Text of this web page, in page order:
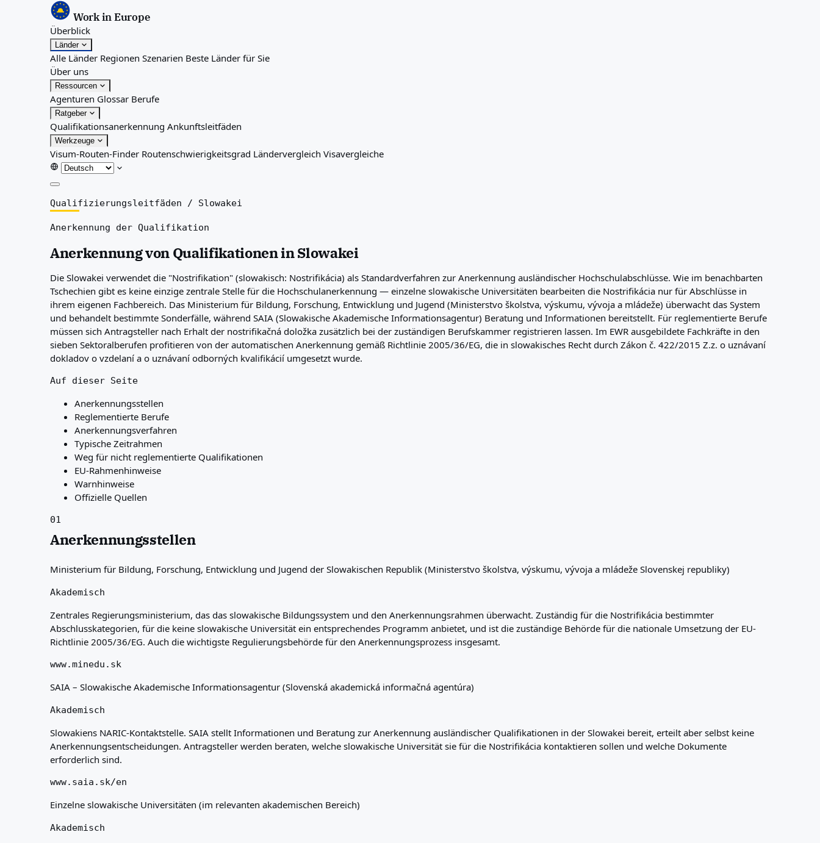
Work in Europe
Überblick
Länder
Alle Länder Regionen Szenarien Beste Länder für Sie
Über uns
Ressourcen
Agenturen Glossar Berufe
Ratgeber
Qualifikationsanerkennung Ankunftsleitfäden
Werkzeuge
Visum-Routen-Finder Routenschwierigkeitsgrad Ländervergleich Visavergleiche
Überblick
Alle Länder
Szenarien
Über uns
Ressourcen
Agenturen
Glossar
Berufe
Ratgeber
Ankunftsleitfäden
Visum-Routen-Finder
Routenschwierigkeitsgrad
Ländervergleich
Visavergleiche
Qualifizierungsleitfäden / Slowakei
Anerkennung der Qualifikation
Anerkennung von Qualifikationen in Slowakei
Die Slowakei verwendet die "Nostrifikation" (slowakisch: Nostrifikácia) als Standardverfahren zur Anerkennung ausländischer Hochschulabschlüsse. Wie im benachbarten
Tschechien gibt es keine einzige zentrale Stelle für die Hochschulanerkennung — einzelne slowakische Universitäten bearbeiten die Nostrifikácia nur für Abschlüsse in
ihrem eigenen Fachbereich. Das Ministerium für Bildung, Forschung, Entwicklung und Jugend (Ministerstvo školstva, výskumu, vývoja a mládeže) überwacht das System
und behandelt bestimmte Sonderfälle, während SAIA (Slowakische Akademische Informationsagentur) Beratung und Informationen bereitstellt. Für reglementierte Berufe
müssen sich Antragsteller nach Erhalt der nostrifikačná doložka zusätzlich bei der zuständigen Berufskammer registrieren lassen. Im EWR ausgebildete Fachkräfte in den
sieben Sektoralberufen profitieren von der automatischen Anerkennung gemäß Richtlinie 2005/36/EG, die in slowakisches Recht durch Zákon č. 422/2015 Z.z. o uznávaní
dokladov o vzdelaní a o uznávaní odborných kvalifikácií umgesetzt wurde.
Auf dieser Seite
Anerkennungsstellen
Reglementierte Berufe
Anerkennungsverfahren
Typische Zeitrahmen
Weg für nicht reglementierte Qualifikationen
EU-Rahmenhinweise
Warnhinweise
Offizielle Quellen
01
Anerkennungsstellen
Ministerium für Bildung, Forschung, Entwicklung und Jugend der Slowakischen Republik (Ministerstvo školstva, výskumu, vývoja a mládeže Slovenskej republiky)
Akademisch
Zentrales Regierungsministerium, das das slowakische Bildungssystem und den Anerkennungsrahmen überwacht. Zuständig für die Nostrifikácia bestimmter
Abschlusskategorien, für die keine slowakische Universität ein entsprechendes Programm anbietet, und ist die zuständige Behörde für die nationale Umsetzung der EU-
Richtlinie 2005/36/EG. Auch die wichtigste Regulierungsbehörde für den Anerkennungsprozess insgesamt.
www.minedu.sk
SAIA – Slowakische Akademische Informationsagentur (Slovenská akademická informačná agentúra)
Akademisch
Slowakiens NARIC-Kontaktstelle. SAIA stellt Informationen und Beratung zur Anerkennung ausländischer Qualifikationen in der Slowakei bereit, erteilt aber selbst keine
Anerkennungsentscheidungen. Antragsteller werden beraten, welche slowakische Universität sie für die Nostrifikácia kontaktieren sollen und welche Dokumente
erforderlich sind.
www.saia.sk/en
Einzelne slowakische Universitäten (im relevanten akademischen Bereich)
Akademisch